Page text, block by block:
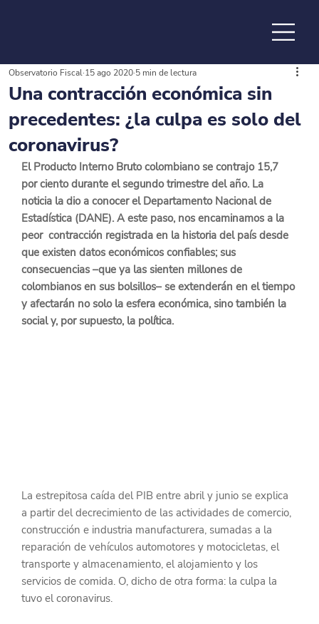
de la
Una contracción económica sin
precedentes: ¿la culpa es solo del
coronavirus?
Observatorio Fiscal 15 ago 2020 5 min de lectura
El Producto Interno Bruto colombiano se contrajo 15,7
por ciento durante el segundo trimestre del año. La
noticia la dio a conocer el Departamento Nacional de
Estadística (DANE). A este paso, nos encaminamos a la
peor  contracción registrada en la historia del país desde
que existen datos económicos confiables; sus
consecuencias –que ya las sienten millones de
colombianos en sus bolsillos– se extenderán en el tiempo
y afectarán no solo la esfera económica, sino también la
social y, por supuesto, la política.
La estrepitosa caída del PIB entre abril y junio se explica
a partir del decrecimiento de las actividades de comercio,
construcción e industria manufacturera, sumadas a la
reparación de vehículos automotores y motocicletas, el
transporte y almacenamiento, el alojamiento y los
servicios de comida. O, dicho de otra forma: la culpa la
tuvo el coronavirus.